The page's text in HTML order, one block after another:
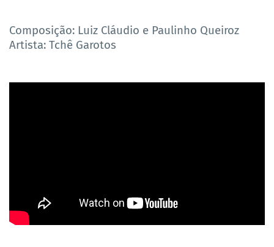
Composição: Luiz Cláudio e Paulinho Queiroz
Artista: Tchê Garotos